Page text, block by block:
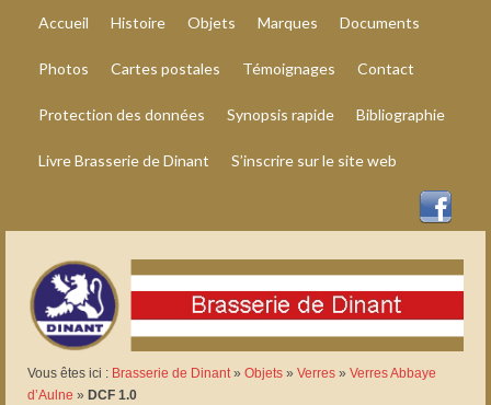
Accueil Histoire Objets Marques Documents
Photos Cartes postales Témoignages Contact
Protection des données Synopsis rapide Bibliographie
Livre Brasserie de Dinant S’inscrire sur le site web
Vous êtes ici : Brasserie de Dinant» Objets » Verres » Verres Abbaye
d’Aulne » DCF 1.0